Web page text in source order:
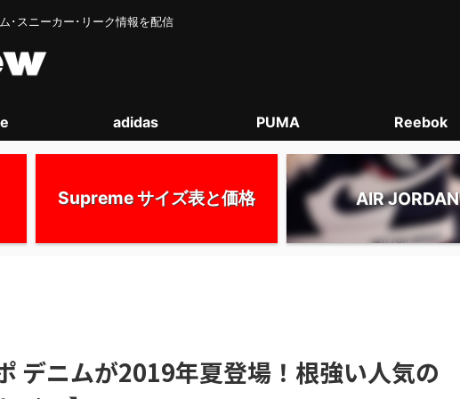
･スニーカー･リーク情報を配信
adidas PUMA Reebok
Supreme サイズ表と価格 AIR JORDAN
デニムが2019年夏登場！根強い人気の